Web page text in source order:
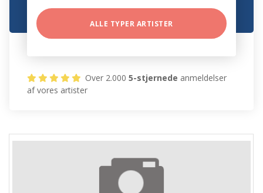
ALLE TYPER ARTISTER
Over 2.0005-stjernede anmeldelser
af vores artister